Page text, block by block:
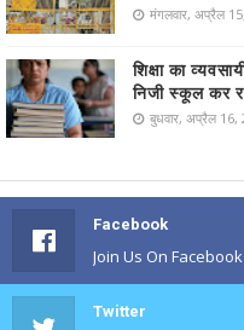
मंगलवार, अप्रैल
शिक्षा का
निजी स्कूल कर
बुधवार, अप्रैल 16,
Facebook
Join Us On Facebook
Twitter